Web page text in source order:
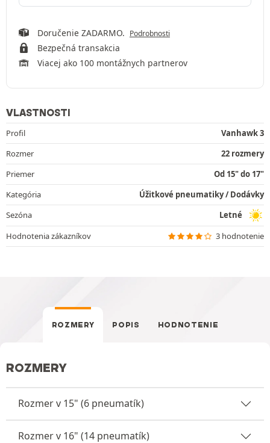
Doručenie ZADARMO. Podrobnosti
Bezpečná transakcia
Viacej ako 100 montážnych partnerov
VLASTNOSTI
Profil
Vanhawk 3
Rozmer
22 rozmery
Priemer
Od 15" do 17"
Kategória
Úžitkové pneumatiky / Dodávky
Sezóna
Letné
Hodnotenia zákazníkov
3 hodnotenie
ROZMERY POPIS HODNOTENIE
ROZMERY
Rozmer v 15" (6 pneumatík)
Rozmer v 16" (14 pneumatík)